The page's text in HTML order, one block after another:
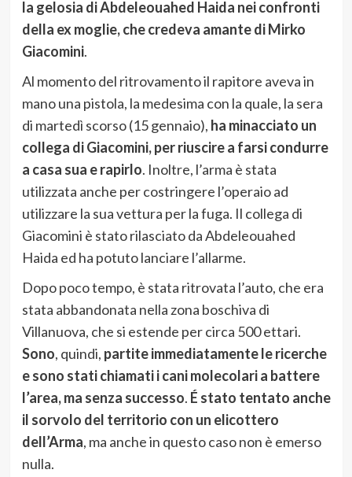
la gelosia di Abdeleouahed Haida nei confronti
della ex moglie, che credeva amante di Mirko
Giacomini.
Al momento del ritrovamento il rapitore aveva in
mano una pistola, la medesima con la quale, la sera
di martedì scorso (15 gennaio), ha minacciato un
collega di Giacomini, per riuscire a farsi condurre
a casa sua e rapirlo. Inoltre, l’arma è stata
utilizzata anche per costringere l’operaio ad
utilizzare la sua vettura per la fuga. Il collega di
Giacomini è stato rilasciato da Abdeleouahed
Haida ed ha potuto lanciare l’allarme.
Dopo poco tempo, è stata ritrovata l’auto, che era
stata abbandonata nella zona boschiva di
Villanuova, che si estende per circa 500 ettari.
Sono, quindi, partite immediatamente le ricerche
e sono stati chiamati i cani molecolari a battere
l’area, ma senza successo. É stato tentato anche
il sorvolo del territorio con un elicottero
dell’Arma, ma anche in questo caso non è emerso
nulla.